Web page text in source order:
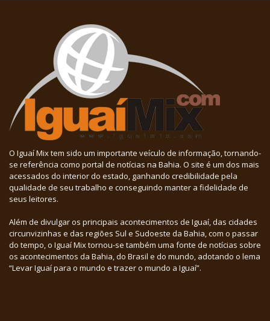
O Iguaí Mix tem sido um importante veículo de informação, tornando-
se referência como portal de notícias na Bahia. O site é um dos mais
acessados do interior do estado, ganhando credibilidade pela
qualidade de seu trabalho e conseguindo manter a fidelidade de
seus leitores.
Além de divulgar os principais acontecimentos de Iguaí, das cidades
circunvizinhas e das regiões Sul e Sudoeste da Bahia, com o passar
do tempo, o Iguaí Mix tornou-se também uma fonte de notícias sobre
os acontecimentos da Bahia, do Brasil e do mundo, adotando o lema
“Levar Iguaí para o mundo e trazer o mundo a Iguaí”.